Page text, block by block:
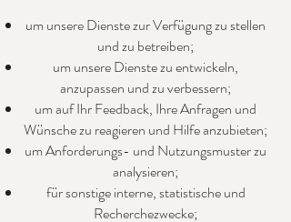
um unsere Dienste zur Verfügung zu stellen
und zu betreiben;
um unsere Dienste zu entwickeln,
anzupassen und zu verbessern;
um auf Ihr Feedback, Ihre Anfragen und
Wünsche zu reagieren und Hilfe anzubieten;
um Anforderungs- und Nutzungsmuster zu
analysieren;
für sonstige interne, statistische und
Recherchezwecke;